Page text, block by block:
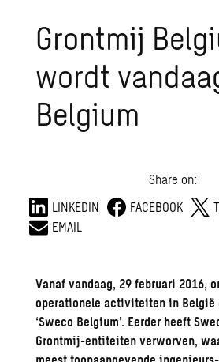
Grontmij
wordt
Belgium
Share on:
LINKEDIN
FACEBOOK
EMAIL
Vanaf vandaag, 29 februari 2016,
operationele activiteiten in België
‘Sweco Belgium’. Eerder heeft
Grontmij-entiteiten verworven,